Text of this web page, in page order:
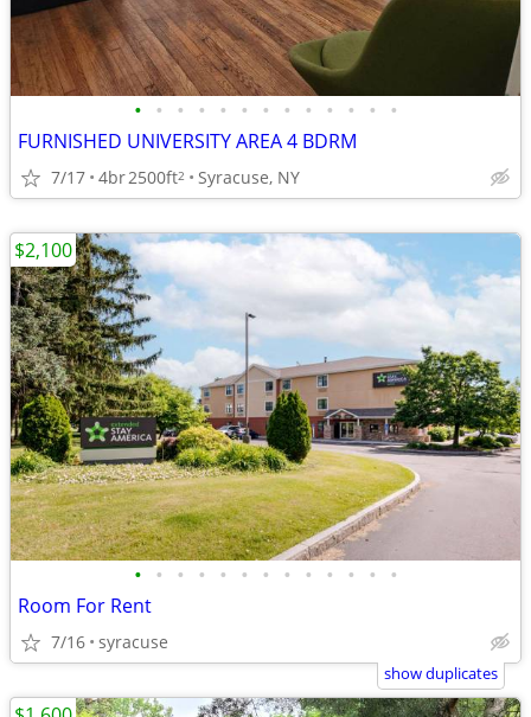
• • • • • • • • • • • • •
FURNISHED UNIVERSITY AREA 4 BDRM
7/17 4br2500ft2 Syracuse, NY
• • • • • • • • • • • • •
Room For Rent
7/16 syracuse
$2,100
show duplicates